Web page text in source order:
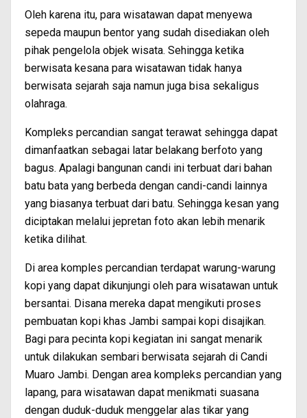
Oleh karena itu, para wisatawan dapat menyewa
sepeda maupun bentor yang sudah disediakan oleh
pihak pengelola objek wisata. Sehingga ketika
berwisata kesana para wisatawan tidak hanya
berwisata sejarah saja namun juga bisa sekaligus
olahraga.
Kompleks percandian sangat terawat sehingga dapat
dimanfaatkan sebagai latar belakang berfoto yang
bagus. Apalagi bangunan candi ini terbuat dari bahan
batu bata yang berbeda dengan candi-candi lainnya
yang biasanya terbuat dari batu. Sehingga kesan yang
diciptakan melalui jepretan foto akan lebih menarik
ketika dilihat.
Di area komples percandian terdapat warung-warung
kopi yang dapat dikunjungi oleh para wisatawan untuk
bersantai. Disana mereka dapat mengikuti proses
pembuatan kopi khas Jambi sampai kopi disajikan.
Bagi para pecinta kopi kegiatan ini sangat menarik
untuk dilakukan sembari berwisata sejarah di Candi
Muaro Jambi. Dengan area kompleks percandian yang
lapang, para wisatawan dapat menikmati suasana
dengan duduk-duduk menggelar alas tikar yang